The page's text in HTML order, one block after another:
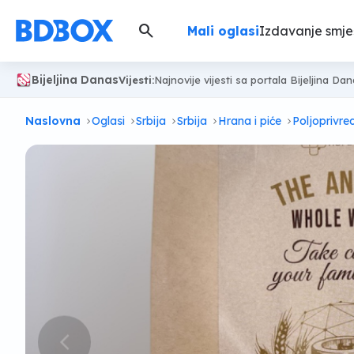
search Mali oglasiIzdavanje
Bijeljina DanasVijesti:Najnovije vijesti sa portala Bijeljina
Naslovna Oglasi Srbija Srbija Hrana i piće